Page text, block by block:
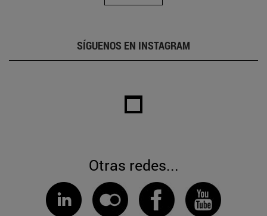
SÍGUENOS EN INSTAGRAM
Otras redes...